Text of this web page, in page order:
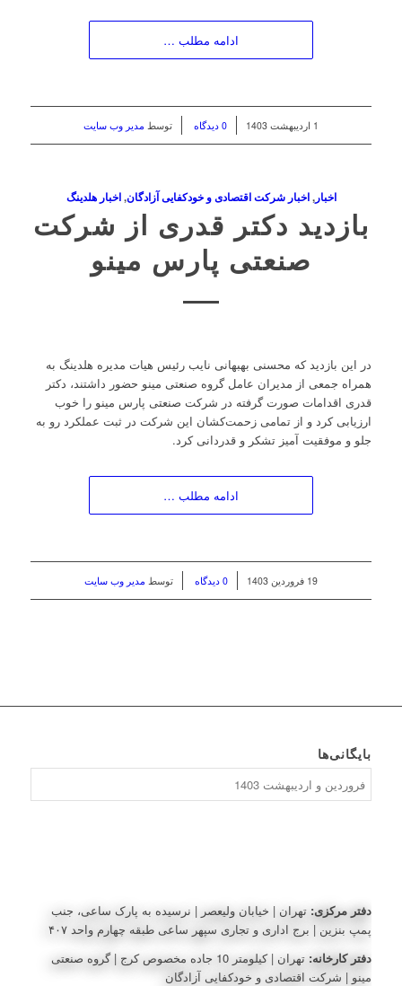
ادامه مطلب …
1 اردیبهشت 1403 / 0 دیدگاه توسط مدیر وب سایت
اخبار,اخبار شرکت اقتصادی و خودکفایی آزادگان,اخبار هلدینگ
بازدید دکتر قدری از شرکت
صنعتی پارس مینو
در این بازدید که محسنی بهبهانی نایب رئیس هیات مدیره هلدینگ به
همراه جمعی از مدیران عامل گروه صنعتی مینو حضور داشتند، دکتر
قدری اقدامات صورت گرفته در شرکت صنعتی پارس مینو را خوب
ارزیابی کرد و از تمامی زحمت‌کشان این شرکت در ثبت عملکرد رو به
جلو و موفقیت آمیز تشکر و قدردانی کرد.
ادامه مطلب …
19 فروردین 1403 / 0 دیدگاه توسط مدیر وب سایت
بایگانی‌ها
دفتر مرکزی: تهران | خیابان ولیعصر | نرسیده به پارک ساعی، جنب
پمپ بنزین | برج اداری و تجاری سپهر ساعی طبقه چهارم واحد ۴۰۷
دفتر کارخانه:
تهران | کیلومتر 10 جاده مخصوص کرج | گروه صنعتی
مینو | شرکت اقتصادی و خودکفایی آزادگان